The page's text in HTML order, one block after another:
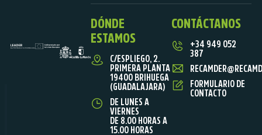
DÓNDE
ESTAMOS
C/ESPLIEGO, 2.
PRIMERA PLANTA
19400 BRIHUEGA
(GUADALAJARA)
DE LUNES A
VIERNES
DE 8.00 HORAS A
15.00 HORAS
CONTÁCTANOS
+34 949 052
387
FORMULARIO DE
CONTACTO